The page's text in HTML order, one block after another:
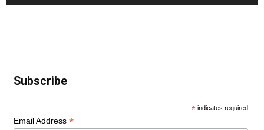
Subscribe
* indicates required
Email Address *